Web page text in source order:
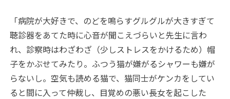
「病院が大好きで、のどを鳴らすグルグルが大きすぎて
聴診器をあてた時に心音が聞こえづらいと先生に言わ
れ、診察時はわざわざ（少しストレスをかけるため）帽
子をかぶせてみたり。ふつう猫が嫌がるシャワーも嫌が
らないし。空気も読める猫で、猫同士がケンカをしてい
ると間に入って仲裁し、目覚めの悪い長女を起こした